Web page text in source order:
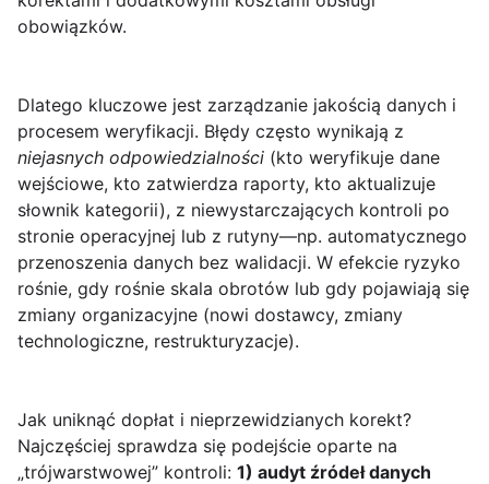
obowiązków.
Dlatego kluczowe jest zarządzanie jakością danych i
procesem weryfikacji. Błędy często wynikają z
niejasnych odpowiedzialności (kto weryfikuje dane
wejściowe, kto zatwierdza raporty, kto aktualizuje
słownik kategorii), z niewystarczających kontroli po
stronie operacyjnej lub z rutyny—np. automatycznego
przenoszenia danych bez walidacji. W efekcie ryzyko
rośnie, gdy rośnie skala obrotów lub gdy pojawiają się
zmiany organizacyjne (nowi dostawcy, zmiany
technologiczne, restrukturyzacje).
Jak uniknąć dopłat i nieprzewidzianych korekt?
Najczęściej sprawdza się podejście oparte na
„trójwarstwowej” kontroli: 1) audyt źródeł danych